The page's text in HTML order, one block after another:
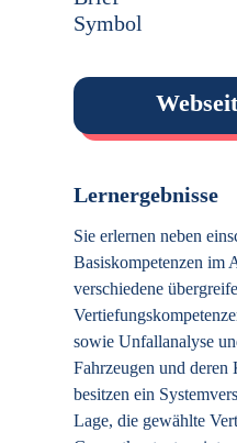
Lernergebnisse
Sie erlernen neben
Basiskompetenzen im
verschiedene
sowie Unfallanalyse
Fahrzeugen und deren
besitzen ein
Lage, die gewählte